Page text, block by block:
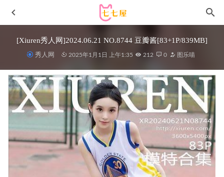
[Xiuren秀人网]2024.06.21 NO.8744 豆瓣酱[83+1P/839MB]
秀人网 2025年1月1日 上午1:35 212 0 图乐喵
九言 – NO.05 甘雨[33P6V-116MB] 2022-11-20
[Xiuren秀人网]2023.05.06 NO.6684 模特合集[70+1P／
694MB]